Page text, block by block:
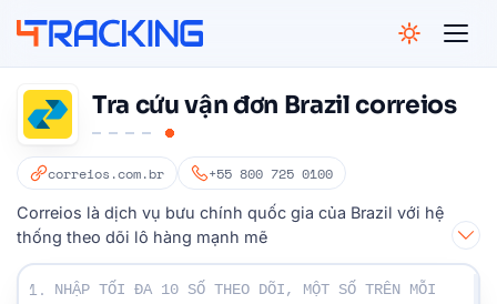
Tra cứu vận đơn Brazil correios
correios.com.br +55 800 725 0100
Correios là dịch vụ bưu chính quốc gia của Brazil với hệ
thống theo dõi lô hàng mạnh mẽ
Nhập số Theo dõi của bạn:
1.